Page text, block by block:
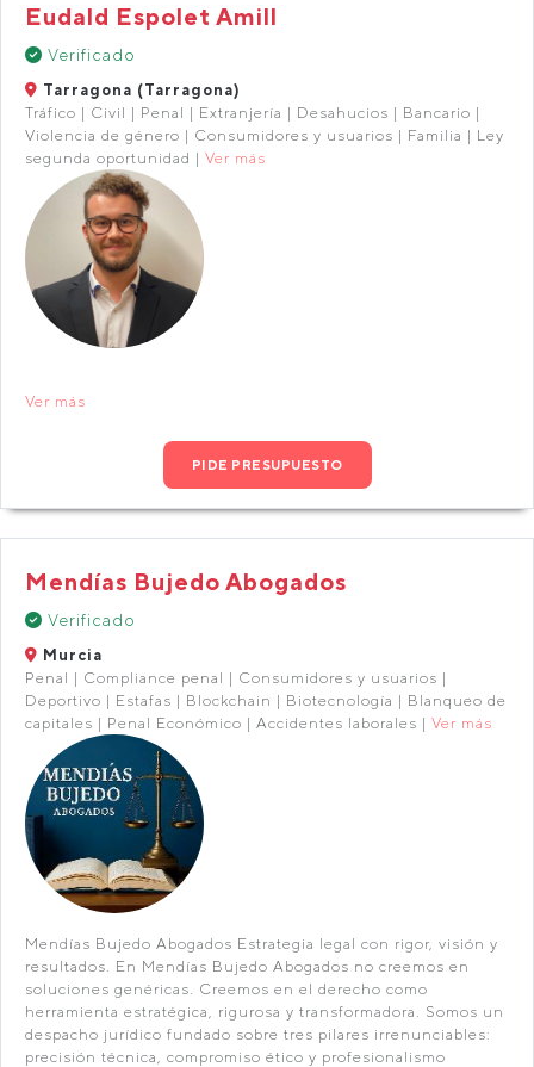
Eudald Espolet Amill
Verificado
Tarragona (Tarragona)
Tráfico | Civil | Penal | Extranjería | Desahucios | Bancario |
Violencia de género | Consumidores y usuarios | Familia | Ley
segunda oportunidad | Ver más
Ver más
PIDE PRESUPUESTO
Mendías Bujedo Abogados
Verificado
Murcia
Penal | Compliance penal | Consumidores y usuarios |
Deportivo | Estafas | Blockchain | Biotecnología | Blanqueo de
capitales | Penal Económico | Accidentes laborales | Ver más
Mendías Bujedo Abogados Estrategia legal con rigor, visión y
resultados. En Mendías Bujedo Abogados no creemos en
soluciones genéricas. Creemos en el derecho como
herramienta estratégica, rigurosa y transformadora. Somos un
despacho jurídico fundado sobre tres pilares irrenunciables:
precisión técnica, compromiso ético y profesionalismo